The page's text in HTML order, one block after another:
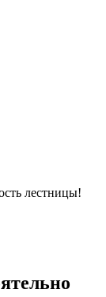
лестницы!